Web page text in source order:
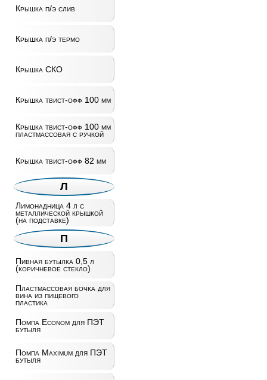
Крышка п/э слив
Крышка п/э термо
Крышка СКО
Крышка твист-офф 100 мм
Крышка твист-офф 100 мм
пластмассовая с ручкой
Крышка твист-офф 82 мм
Л
Лимонадница 4 л с
металлической крышкой
(на подставке)
П
Пивная бутылка 0,5 л
(коричневое стекло)
Пластмассовая бочка для
вина из пищевого
пластика
Помпа Econom для ПЭТ
бутыля
Помпа Maximum для ПЭТ
бутыля